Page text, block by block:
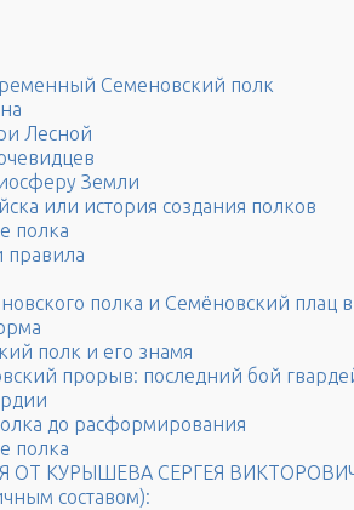
Семеновский полк
Лесной
Земли
или история создания полков
полка
правила
полка и Семёновский плац
полк и его знамя
прорыв: последний бой
до расформирования
полка
КУРЫШЕВА СЕРГЕЯ
составом):